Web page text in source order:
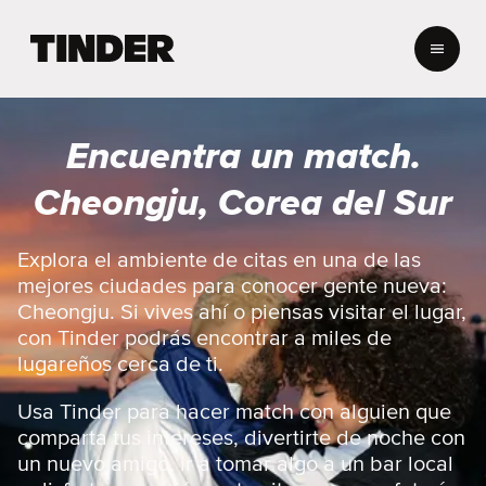
o
e
i
n
d
e
r
Encuentra un match.
Cheongju, Corea del Sur
Explora el ambiente de citas en una de las
mejores ciudades para conocer gente nueva:
Cheongju. Si vives ahí o piensas visitar el lugar,
con Tinder podrás encontrar a miles de
lugareños cerca de ti.
Usa Tinder para hacer match con alguien que
comparta tus intereses, divertirte de noche con
un nuevo amigo, ir a tomar algo a un bar local